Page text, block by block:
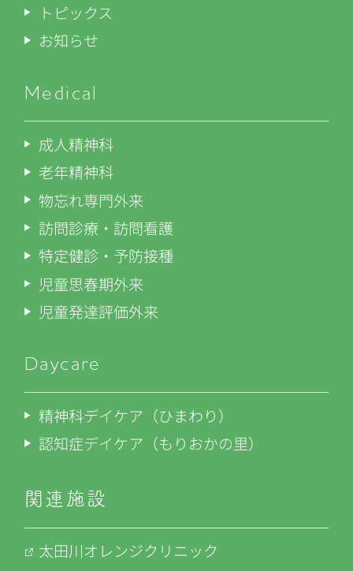
トピックス
お知らせ
Medical
成人精神科
老年精神科
物忘れ専門外来
訪問診療・訪問看護
特定健診・予防接種
児童思春期外来
児童発達評価外来
Daycare
精神科デイケア（ひまわり）
認知症デイケア（もりおかの里）
関連施設
太田川オレンジクリニック